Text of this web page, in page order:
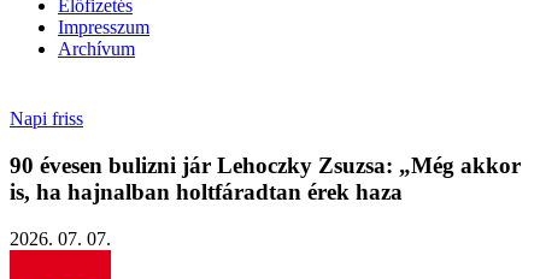
Előfizetés
Impresszum
Archívum
Napi friss
90 évesen bulizni jár Lehoczky Zsuzsa: „Még akkor
is, ha hajnalban holtfáradtan érek haza
2026. 07. 07.